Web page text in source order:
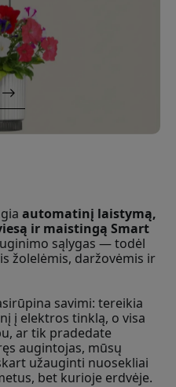
automatinį laistymą,
ir maistingą Smart
sąlygas — todėl
žolelėmis, daržovėmis ir
savimi: tereikia
į elektros tinklą, o visa
ar tik pradedate
augintojas, mūsų
užauginti nuosekliai
bet kurioje erdvėje.